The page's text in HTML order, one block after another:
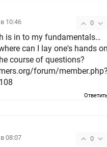
0
10:46
is in to my fundamentals…
can I lay one's hands
course of questions?
forum/
0
08:07